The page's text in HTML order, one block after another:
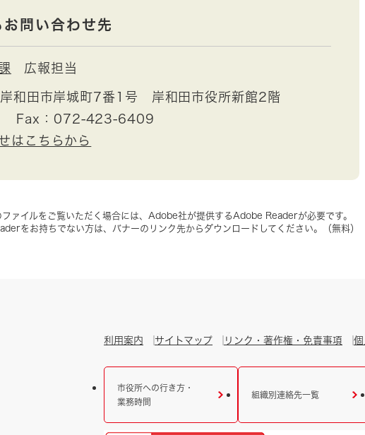
問い合わせ先
広報担当
和田市岸城町7番1号 岸和田市役所新館2階
Fax：072-423-6409
はこちらから
ファイルをご覧いただく場合には、Adobe社が提供するAdobe Readerが必要です。
をお持ちでない方は、バナーのリンク先からダウンロードしてください。（無料）
利用案内 サイトマップ リンク・著作権・免責事項
市役所への行き方・
業務時間
組織別連絡先一覧